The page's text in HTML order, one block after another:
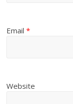
Email*
Website